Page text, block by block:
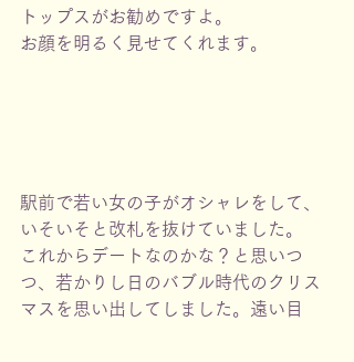
トップスがお勧めですよ。
お顔を明るく見せてくれます。
駅前で若い女の子がオシャレをして、
いそいそと改札を抜けていました。
これからデートなのかな？と思いつ
つ、若かりし日のバブル時代のクリス
マスを思い出してしました。遠い目